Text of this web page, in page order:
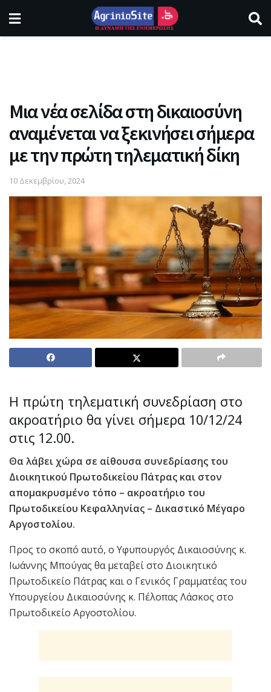
Mια νέα σελίδα στη δικαιοσύνη
αναμένεται να ξεκινήσει σήμερα
με την πρώτη τηλεματική δίκη
10 Δεκεμβρίου, 2024
Η πρώτη τηλεματική συνεδρίαση στο
ακροατήριο θα γίνει σήμερα 10/12/24
στις 12.00.
Θα λάβει χώρα σε αίθουσα συνεδρίασης του
Διοικητικού Πρωτοδικείου Πάτρας και στον
απομακρυσμένο τόπο – ακροατήριο του
Πρωτοδικείου Κεφαλληνίας – Δικαστικό Μέγαρο
Αργοστολίου.
Προς το σκοπό αυτό, ο Υφυπουργός Δικαιοσύνης κ.
Ιωάννης Μπούγας θα μεταβεί στο Διοικητικό
Πρωτοδικείο Πάτρας και ο Γενικός Γραμματέας του
Υπουργείου Δικαιοσύνης κ. Πέλοπας Λάσκος στο
Πρωτοδικείο Αργοστολίου.